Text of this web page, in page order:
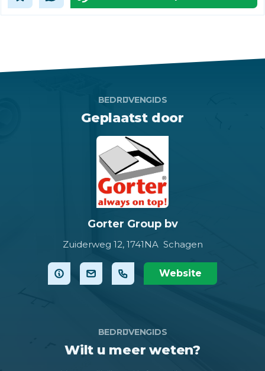
BEDRIJVENGIDS
Geplaatst door
Gorter Group bv
Zuiderweg 12, 1741NA Schagen
Website
BEDRIJVENGIDS
Wilt u meer weten?